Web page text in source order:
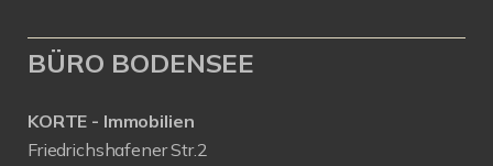
BÜRO BODENSEE
KORTE - Immobilien
Friedrichshafener Str.2